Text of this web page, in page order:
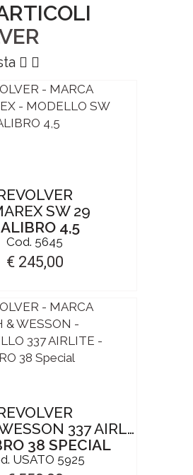
SW 29
4,5
Cod. 5645
€ 245,00
337 AIRLITE
38 SPECIAL
USATO 5925